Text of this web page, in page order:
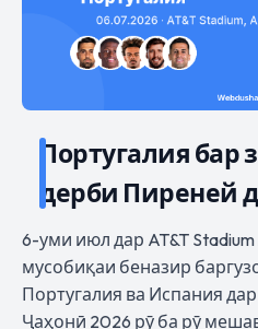
Португалия бар
дерби Пиреней
6-уми июл дар AT&T
мусобиқаи беназир
Португалия ва Испания
Ҷаҳонӣ 2026 рӯ ба рӯ